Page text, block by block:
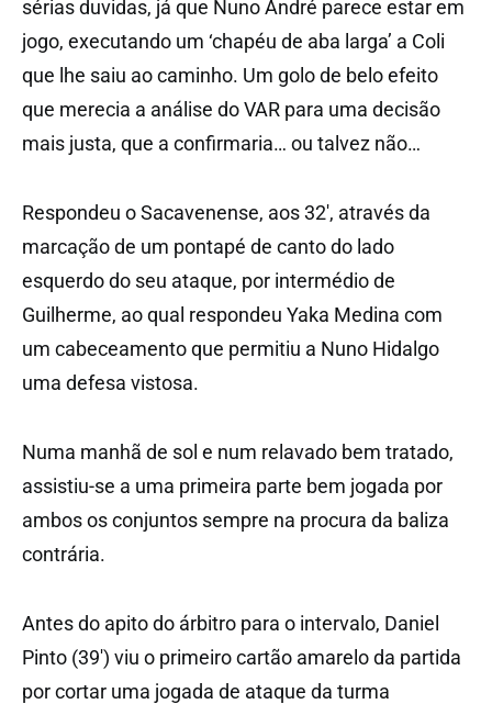
sérias duvidas, já que Nuno André parece estar em
jogo, executando um ‘chapéu de aba larga’ a Coli
que lhe saiu ao caminho. Um golo de belo efeito
que merecia a análise do VAR para uma decisão
mais justa, que a confirmaria… ou talvez não…
Respondeu o Sacavenense, aos 32′, através da
marcação de um pontapé de canto do lado
esquerdo do seu ataque, por intermédio de
Guilherme, ao qual respondeu Yaka Medina com
um cabeceamento que permitiu a Nuno Hidalgo
uma defesa vistosa.
Numa manhã de sol e num relavado bem tratado,
assistiu-se a uma primeira parte bem jogada por
ambos os conjuntos sempre na procura da baliza
contrária.
Antes do apito do árbitro para o intervalo, Daniel
Pinto (39′) viu o primeiro cartão amarelo da partida
por cortar uma jogada de ataque da turma